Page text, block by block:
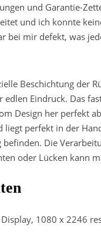
und Garantie-
und ich konnte
bei mir defekt, was
Beschichtung der
Eindruck. Das
Design her perfekt
perfekt in der
Die
oder Lücken kann
Display, 1080 x 2246